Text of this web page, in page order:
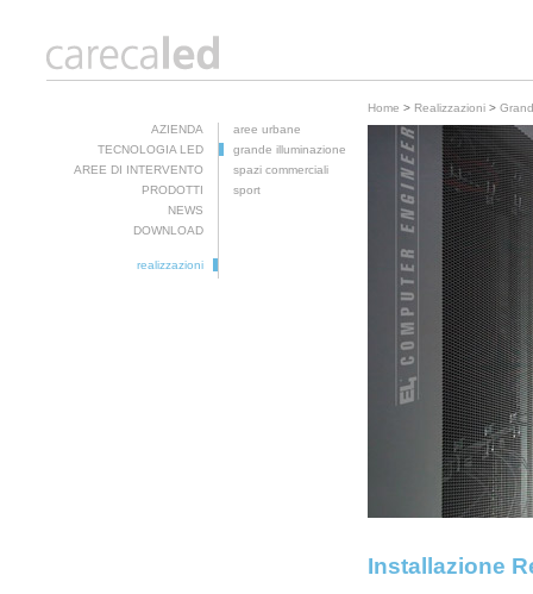
AZIENDA
TECNOLOGIA LED
AREE DI INTERVENTO
PRODOTTI
NEWS
DOWNLOAD
realizzazioni
aree urbane
grande illuminazione
spazi commerciali
sport
Home > Realizzazioni>
Installazione